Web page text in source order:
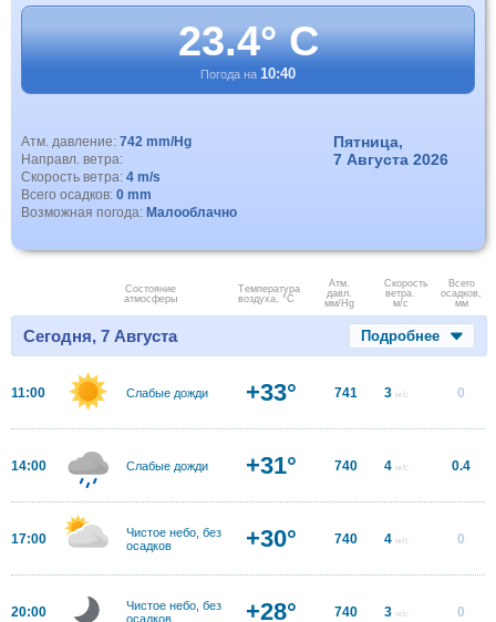
23.4° C
Погода на 10:40
Атм. давление: 742 mm/Hg
Направл. ветра:
Скорость ветра: 4 m/s
Всего осадков: 0 mm
Возможная погода: Малооблачно
Пятница,
7 Августа 2026
Состояние
атмосферы
Температура
воздуха, °C
Атм.
давл.
мм/Hg
Скорость
ветра.
м/с
Всего
осадков,
мм
Сегодня, 7 Августа Подробнее
11:00 Слабые дожди +33° 741 3 м/с 0
14:00 Слабые дожди +31° 740 4 м/с 0.4
17:00
Чистое небо, без
осадков
+30° 740 4 м/с 0
20:00
Чистое небо, без
осадков
+28° 740 3 м/с 0